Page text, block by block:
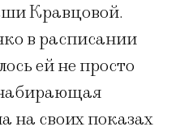
Кравцовой.
в расписании
ей не просто
на своих показах